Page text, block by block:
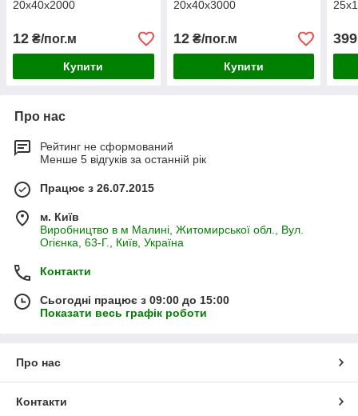
20х40х2000
12 ₴/пог.м
Купити
20х40х3000
12₴/пог.м
Купити
399
Про нас
Рейтинг не сформований
Менше 5 відгуків за останній рік
Працює з 26.07.2015
м. Київ
Виробництво в м Малині, Житомирської обл., Вул.
Огієнка, 63-Г., Київ, Україна
Контакти
Сьогодні працює з 09:00 до 15:00
Показати весь графік роботи
Про нас
Контакти